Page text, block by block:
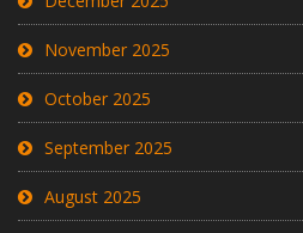
November 2025
October 2025
September 2025
August 2025